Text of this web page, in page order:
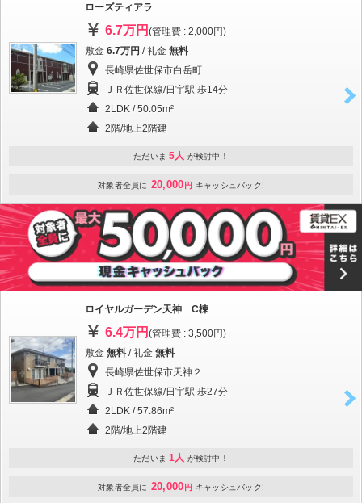
ローズティアラ
6.7万円 (管理費 : 2,000円)
敷金 6.7万円 / 礼金 無料
長崎県佐世保市白岳町
ＪＲ佐世保線/日宇駅 歩14分
2LDK / 50.05m²
2階/地上2階建
ただいま 5人 が検討中！
対象者全員に 20,000 円 キャッシュバック!
ロイヤルガーデン天神 C棟
6.4万円 (管理費 : 3,500円)
敷金 無料 / 礼金 無料
長崎県佐世保市天神２
ＪＲ佐世保線/日宇駅 歩27分
2LDK / 57.86m²
2階/地上2階建
ただいま 1人 が検討中！
対象者全員に 20,000 円 キャッシュバック!